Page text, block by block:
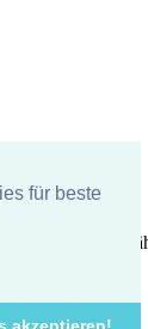
für beste
8 66894